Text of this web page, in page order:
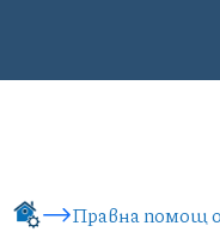
Правна помощ